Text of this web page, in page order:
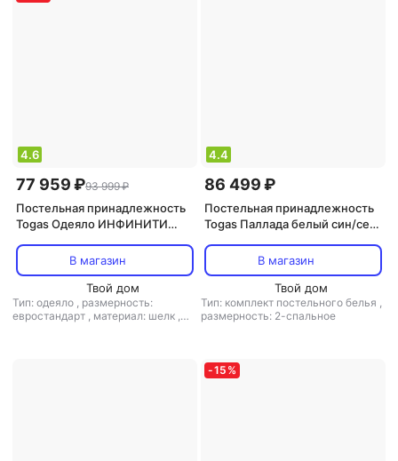
4.6
77 959 ₽93 999 ₽
Постельная принадлежность
Togas Одеяло ИНФИНИТИ
ШЕЛКЕ, 20.04.16.0110
В магазин
Твой дом
Тип: одеяло , размерность:
евростандарт , материал: шелк ,
4.4
86 499 ₽
Постельная принадлежность
Togas Паллада белый син/сер
220x240/270x300/50x70-2,
4пр, xл/сат R
В магазин
Твой дом
Тип: комплект постельного белья ,
размерность: 2-спальное
-15 %